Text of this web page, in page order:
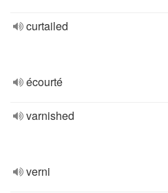
curtailed
écourté
varnished
verni